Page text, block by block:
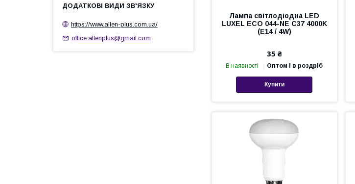
Лампа світлодіодна LED
LUXEL ECO 044-NE C37 4000K
(E14 / 4W)
35 ₴
В наявності Оптом і в роздріб
Купити
https://www.allen-plus.com.ua/
office.allenplus@gmail.com